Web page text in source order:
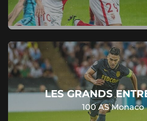
LES GRANDS
100 AS Monaco